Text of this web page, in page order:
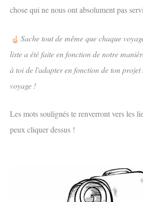
chose qui ne nous ont absolument pas
Sache tout de même que chaque
liste a été faite en fonction de notre
à toi de l'adapter en fonction de ton projet
voyage !
Les mots soulignés te renverront vers les
peux cliquer dessus !